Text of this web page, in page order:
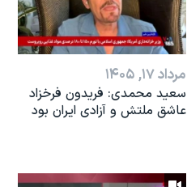
مرداد ۱۷, ۱۴۰۵
سعید محمدی: فریدون فرخزاد
عاشق ملتش و آزادی ایران بود